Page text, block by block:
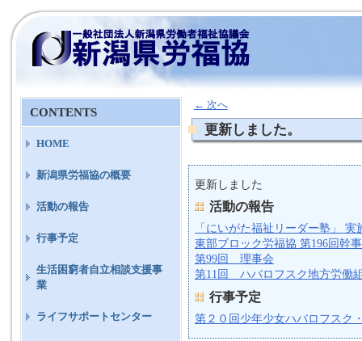
← 次へ
更新しました。
更新しました
活動の報告
「にいがた福祉リーダー塾」 実
東部ブロック労福協 第196回幹
第99回 理事会
第11回 ハバロフスク地方労働
行事予定
第２０回少年少女ハバロフスク
CONTENTS
HOME
新潟県労福協の概要
活動の報告
行事予定
生活困窮者自立相談支援事
業
ライフサポートセンター